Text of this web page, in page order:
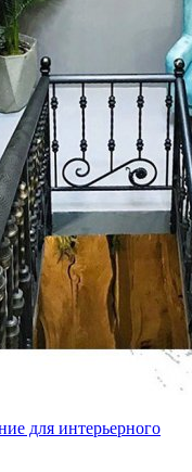
для интерьерного